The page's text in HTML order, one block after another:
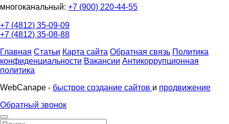
многоканальный: +7 (900) 220-44-55
+7 (4812) 35-09-09
+7 (4812) 35-08-88
Главная Статьи Карта сайта Обратная связь Политика
конфиденциальности Вакансии Антикоррупционная
политика
WebCanape - быстрое создание сайтов и продвижение
Обратный звонок